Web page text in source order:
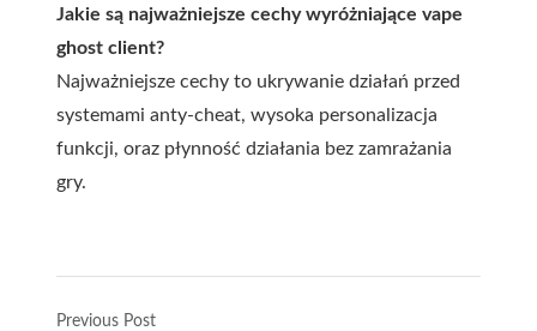
Jakie są najważniejsze cechy wyróżniające vape
ghost client?
Najważniejsze cechy to ukrywanie działań przed
systemami anty-cheat, wysoka personalizacja
funkcji, oraz płynność działania bez zamrażania
gry.
Previous Post